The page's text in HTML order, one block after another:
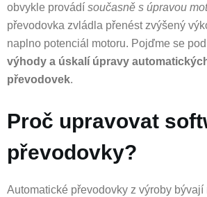
obvykle provádí současně s úpravou
převodovka zvládla přenést zvýšený
naplno potenciál motoru. Pojďme se
výhody a úskalí úpravy
převodovek.
Proč upravovat
převodovky?
Automatické převodovky z výroby bývají